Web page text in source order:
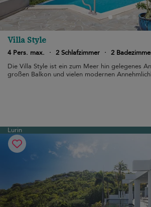
Villa Style
4 Pers. max. · 2 Schlafzimmer · 2
Die Villa Style ist ein zum Meer hin gelegenes
großen Balkon und vielen modernen
Lurin